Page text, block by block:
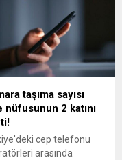
Zhou, 'Türkiye,
daha fazla
için çok umut verici.'
taşıma sayısı
nüfusunun 2 katını
cep telefonu
arasında